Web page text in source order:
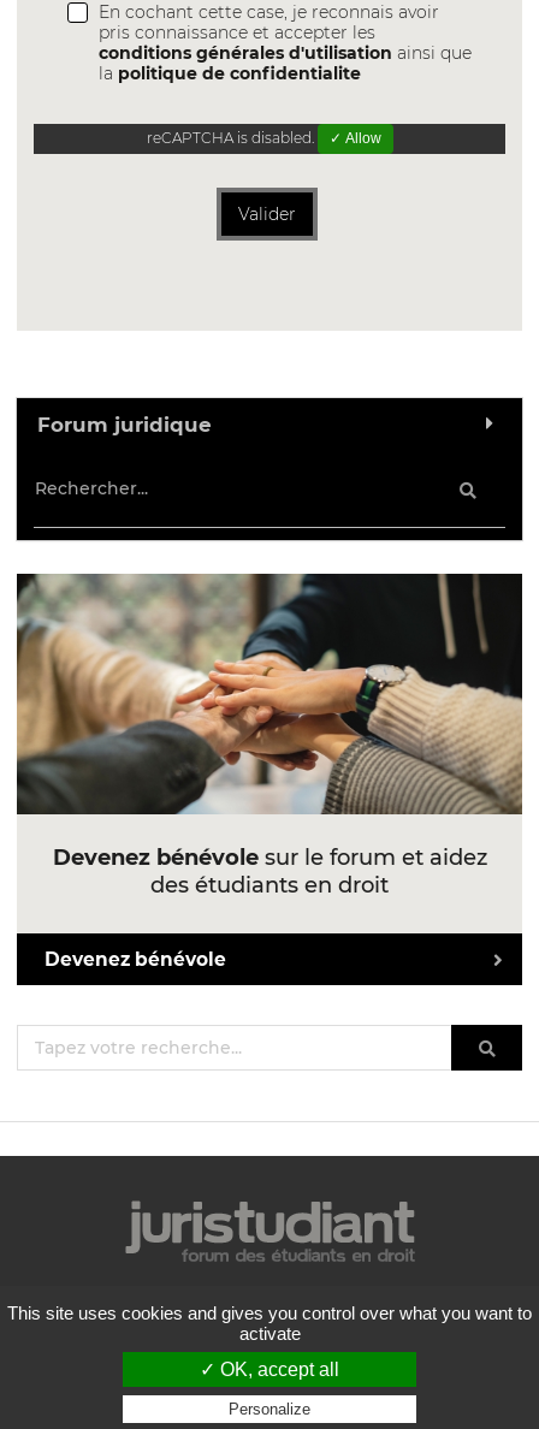
En cochant cette case, je reconnais avoir
pris connaissance et accepter les
conditions générales d'utilisation ainsi que
la politique de confidentialite
reCAPTCHA is disabled. ✓ Allow
Valider
Forum juridique
Devenez bénévolesur le forum et aidez
des étudiants en droit
Devenez bénévole
Mentions légales
Politique de confidentialité
Conditions générales d'utilisation
Liste des forums
Contactez-nous
This site uses cookies and gives you control over what you want to
activate
✓ OK, accept all
Personalize